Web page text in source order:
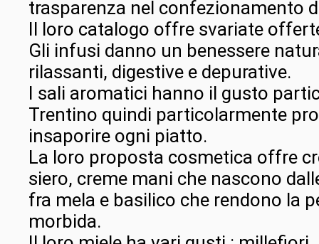
trasparenza nel confezionamento
Il loro catalogo offre svariate
Gli infusi danno un benessere
rilassanti, digestive e depurative.
I sali aromatici hanno il gusto
Trentino quindi particolarmente
insaporire ogni piatto.
La loro proposta cosmetica offre
siero, creme mani che nascono
fra mela e basilico che rendono la
morbida.